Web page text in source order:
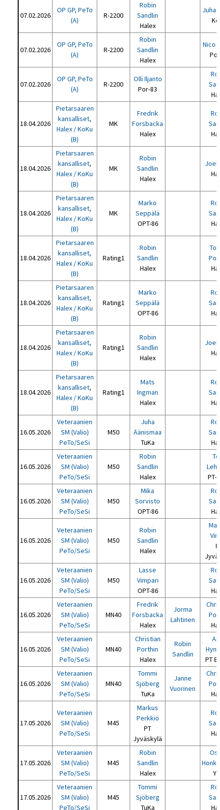
07.02.2026
OP GP, PeTo
(A)
R-2200
Robin
Sandlin
Halex
Juha
07.02.2026
OP GP, PeTo
(A)
R-2200
Robin
Sandlin
Halex
Nico
07.02.2026
OP GP, PeTo
(A)
R-2200
Olli Iljanto
Por-83
18.04.2026
Pietarsaaren
kansalliset,
Halex / KoKu
(B)
MK
Fredrik
Forsbacka
Halex
18.04.2026
Pietarsaaren
kansalliset,
Halex / KoKu
(B)
MK
Robin
Sandlin
Halex
Joel
18.04.2026
Pietarsaaren
kansalliset,
Halex / KoKu
(B)
MK
Marko
Seppälä
OPT-86
18.04.2026
Pietarsaaren
kansalliset,
Halex / KoKu
(B)
Rating1
Robin
Sandlin
Halex
18.04.2026
Pietarsaaren
kansalliset,
Halex / KoKu
(B)
Rating1
Marko
Seppälä
OPT-86
18.04.2026
Pietarsaaren
kansalliset,
Halex / KoKu
(B)
Rating1
Robin
Sandlin
Halex
Joel
18.04.2026
Pietarsaaren
kansalliset,
Halex / KoKu
(B)
Rating1
Mats
Ingman
Halex
16.05.2026
Veteraanien
SM (Valio)
PeTo/SeSi
M50
Juha
Äänismaa
TuKa
16.05.2026
Veteraanien
SM (Valio)
PeTo/SeSi
M50
Robin
Sandlin
Halex
PT-
16.05.2026
Veteraanien
SM (Valio)
PeTo/SeSi
M50
Mika
Sorvisto
OPT-86
16.05.2026
Veteraanien
SM (Valio)
PeTo/SeSi
M50
Robin
Sandlin
Halex
16.05.2026
Veteraanien
SM (Valio)
PeTo/SeSi
M50
Lasse
Vimpari
OPT-86
16.05.2026
Veteraanien
SM (Valio)
PeTo/SeSi
MN40
Fredrik
Forsbacka
Halex
Jorma
Lahtinen
16.05.2026
Veteraanien
SM (Valio)
PeTo/SeSi
MN40
Christian
Porthin
Halex
Robin
Sandlin
PT
16.05.2026
Veteraanien
SM (Valio)
PeTo/SeSi
MN40
Tommi
Sjöberg
TuKa
Janne
Vuorinen
17.05.2026
Veteraanien
SM (Valio)
PeTo/SeSi
M45
Markus
Perkkiö
PT
Jyväskylä
17.05.2026
Veteraanien
SM (Valio)
PeTo/SeSi
M45
Robin
Sandlin
Halex
17.05.2026
Veteraanien
SM (Valio)
PeTo/SeSi
M45
Tommi
Sjöberg
TuKa